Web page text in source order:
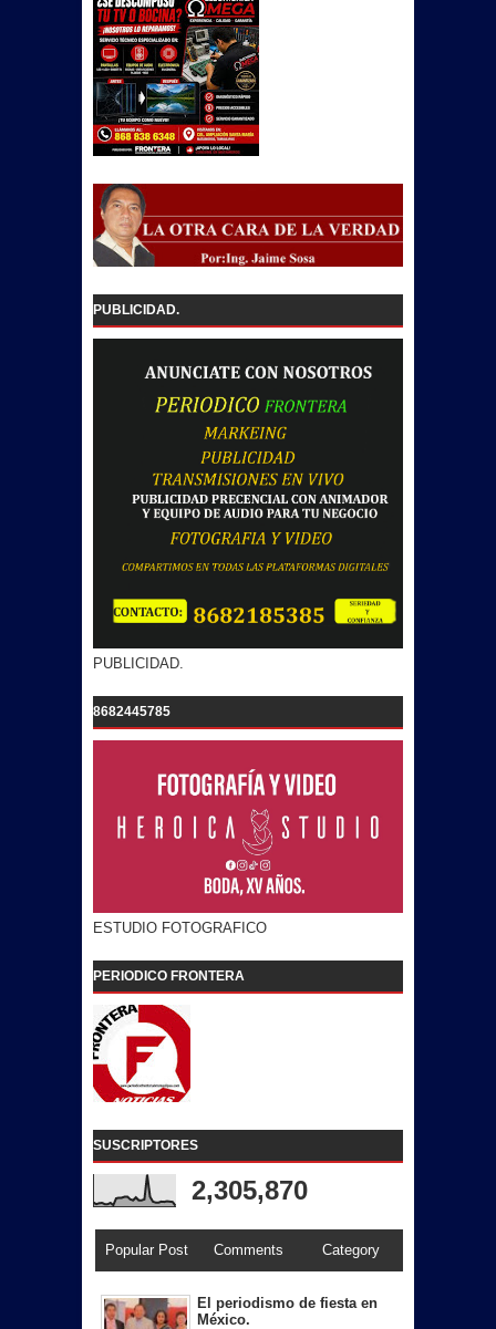
PUBLICIDAD.
PUBLICIDAD.
8682445785
ESTUDIO FOTOGRAFICO
PERIODICO FRONTERA
SUSCRIPTORES
2,305,870
Popular Post Comments Category
El periodismo de fiesta en
México.